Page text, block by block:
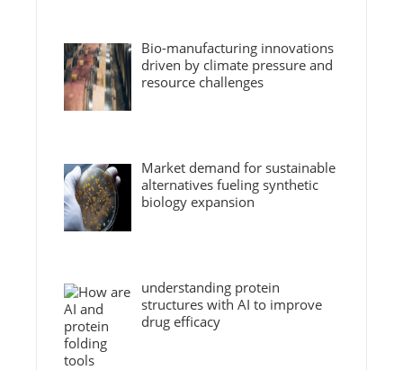
Bio-manufacturing innovations
driven by climate pressure and
resource challenges
Market demand for sustainable
alternatives fueling synthetic
biology expansion
understanding protein
structures with AI to improve
drug efficacy